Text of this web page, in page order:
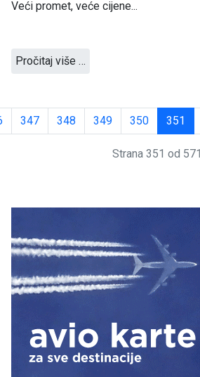
Veći promet, veće cijene...
Pročitaj više …
347 348 349 350 351
Strana 351 od 571